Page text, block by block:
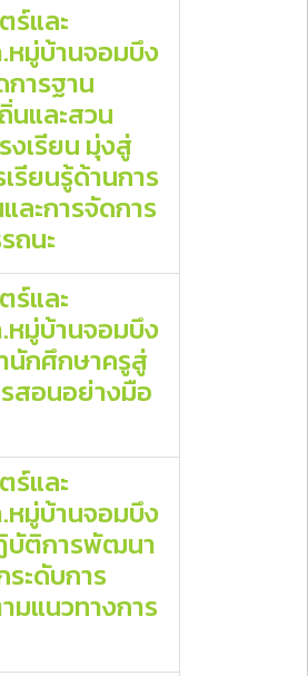
ร์และ
.หมู่บ้านจอมบึง
ารฐาน
นและสวน
เรียน มุ่งสู่
รียนรู้ด้านการ
ละการจัดการ
ถนะ
ร์และ
.หมู่บ้านจอมบึง
กศึกษาครูสู่
รสอนอย่างมือ
ร์และ
.หมู่บ้านจอมบึง
บัติการพัฒนา
ะดับการ
มแนวทางการ